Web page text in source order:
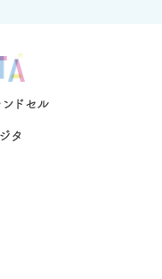
ンドセル
タ